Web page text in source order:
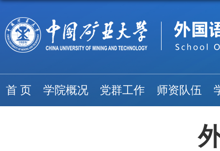
首 页 学院概况 党群工作 师资队伍